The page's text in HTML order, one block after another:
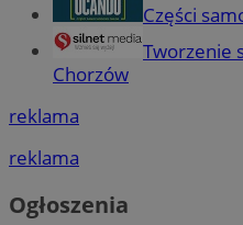
Części
Tworzenie
Chorzów
reklama
reklama
Ogłoszenia